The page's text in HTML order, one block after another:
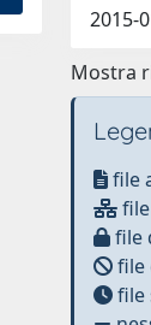
2015-
Mostra
file
file
file
file